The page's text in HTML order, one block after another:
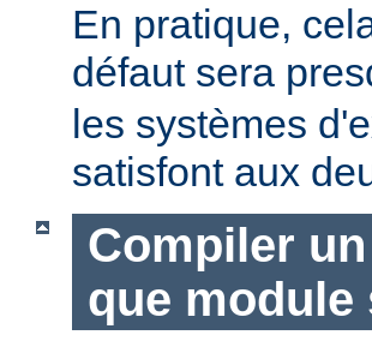
En pratique,
défaut sera
les systèmes
satisfont aux
Compiler
que module